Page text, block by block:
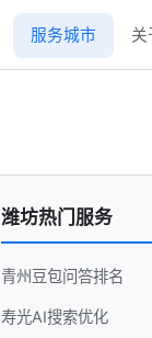
服务城市 关
潍坊热门服务
青州豆包问答排名
寿光AI搜索优化